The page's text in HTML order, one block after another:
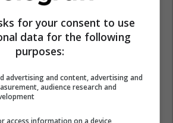
for your consent to use
data for the following
purposes:
advertising and content, advertising and
audience research and
access information on a device